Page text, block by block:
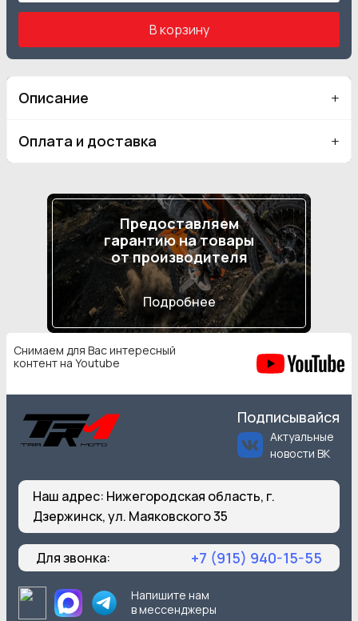
В корзину
Описание
Оплата и доставка
Предоставляем
гарантию на товары
от производителя
Подробнее
Снимаем для Вас интересный
контент на Youtube
Подписывайся
Актуальные
новости ВК
Наш адрес: Нижегородская область, г.
Дзержинск, ул. Маяковского 35
Для звонка: +7 (915) 940-15-55
Напишите нам
в мессенджеры